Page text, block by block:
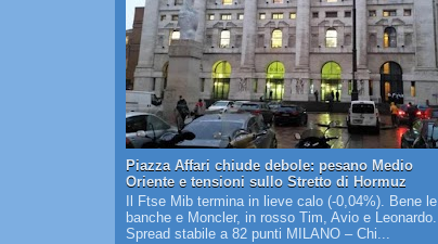
Piazza Affari chiude debole: pesano Medio
Oriente e tensioni sullo Stretto di Hormuz
Il Ftse Mib termina in lieve calo (-0,04%). Bene le
banche e Moncler, in rosso Tim, Avio e Leonardo.
Spread stabile a 82 punti MILANO – Chi...